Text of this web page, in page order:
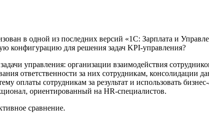
в одной из последних версий «1С: Зарплата и
конфигурацию для решения задач KPI-управления?
управления: организации взаимодействия
ответственности за них сотрудникам, консолидации
оплаты сотрудникам за результат и использовать
ориентированный на HR-специалистов.
сравнение.